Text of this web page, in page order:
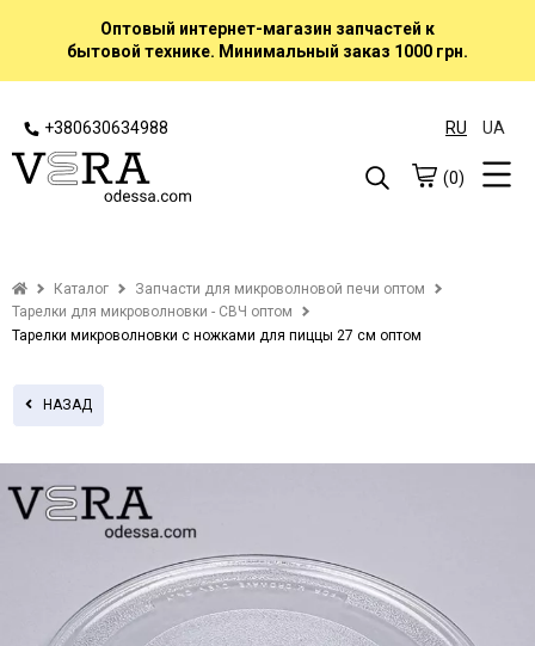
Оптовый интернет-магазин запчастей к
бытовой технике. Минимальный заказ 1000 грн.
+380630634988 RU UA
(0)
Каталог
Запчасти для микроволновой печи оптом
Тарелки для микроволновки - СВЧ оптом
Тарелки микроволновки с ножками для пиццы 27 см оптом
НАЗАД